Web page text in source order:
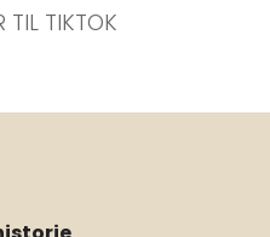
TIL TIKTOK